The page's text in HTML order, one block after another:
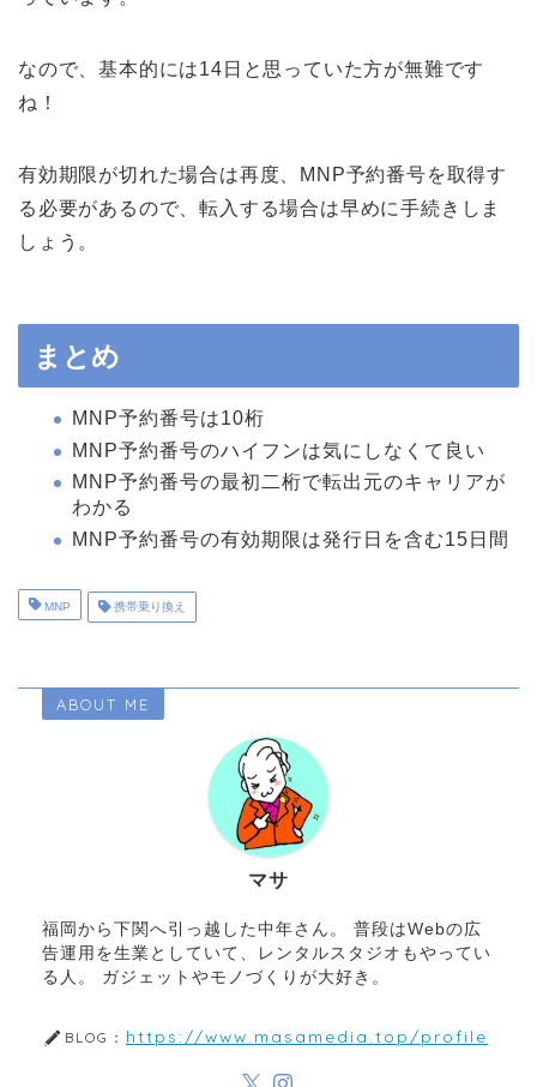
なので、基本的には14日と思っていた方が無難です
ね！
有効期限が切れた場合は再度、MNP予約番号を取得す
る必要があるので、転入する場合は早めに手続きしま
しょう。
まとめ
MNP予約番号は10桁
MNP予約番号のハイフンは気にしなくて良い
MNP予約番号の最初二桁で転出元のキャリアが
わかる
MNP予約番号の有効期限は発行日を含む15日間
MNP 携帯乗り換え
ABOUT ME
マサ
福岡から下関へ引っ越した中年さん。 普段はWebの広
告運用を生業としていて、レンタルスタジオもやってい
る人。 ガジェットやモノづくりが大好き。
BLOG： https://www.masamedia.top/profile